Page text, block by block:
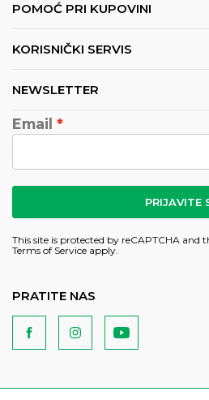
POMOĆ PRI KUPOVINI
KORISNIČKI SERVIS
NEWSLETTER
Email
PRIJAVITE
This site is protected by reCAPTCHA and
Terms of Service apply.
PRATITE NAS